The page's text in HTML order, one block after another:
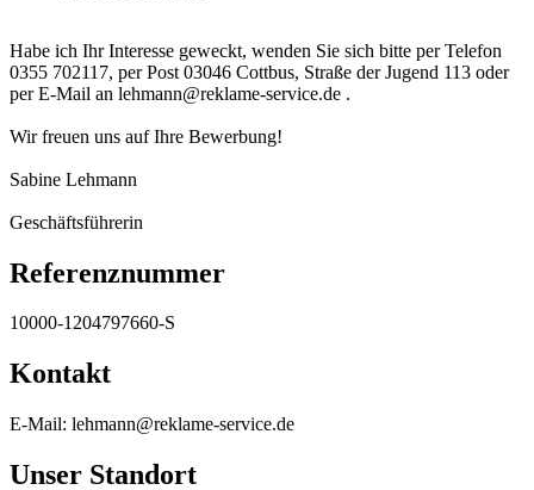
Habe ich Ihr Interesse geweckt, wenden Sie sich bitte per Telefon
0355 702117, per Post 03046 Cottbus, Straße der Jugend 113 oder
per E-Mail an lehmann@reklame-service.de .
Wir freuen uns auf Ihre Bewerbung!
Sabine Lehmann
Geschäftsführerin
Referenznummer
10000-1204797660-S
Kontakt
E-Mail: lehmann@reklame-service.de
Unser Standort